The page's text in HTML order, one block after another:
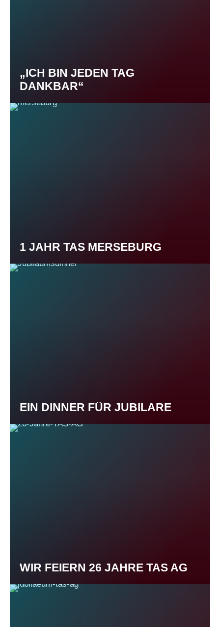
„ICH BIN JEDEN TAG
DANKBAR“
1 JAHR TAS MERSEBURG
EIN DINNER FÜR JUBILARE
WIR FEIERN 26 JAHRE TAS AG